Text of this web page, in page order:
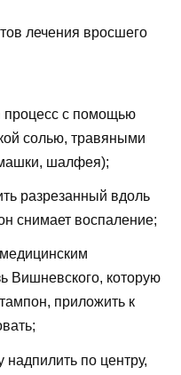
лечения вросшего
процесс с помощью
солью, травяными
шалфея);
разрезанный вдоль
снимает воспаление;
Вишневского, которую
приложить к
надпилить по центру,